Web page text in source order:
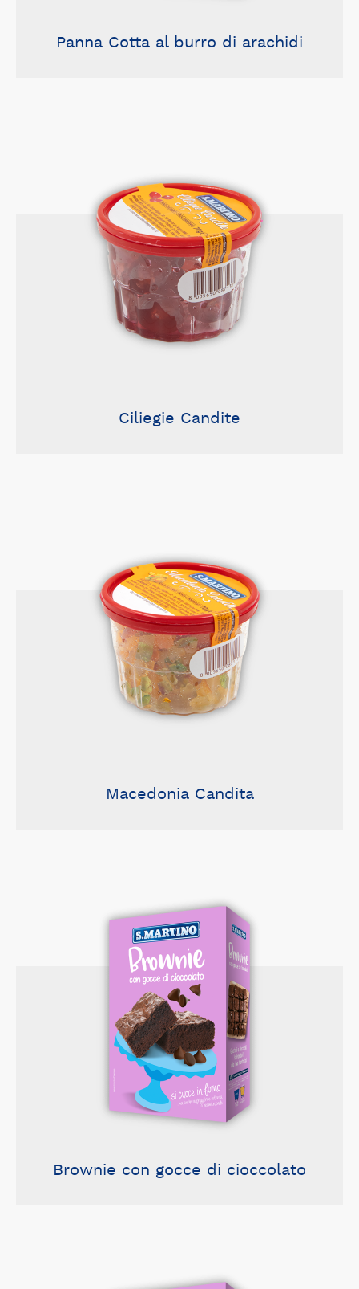
Panna Cotta al burro di arachidi
Ciliegie Candite
Macedonia Candita
Brownie con gocce di cioccolato